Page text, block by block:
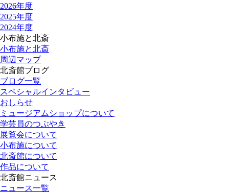
2026年度
2025年度
2024年度
小布施と北斎
小布施と北斎
周辺マップ
北斎館ブログ
ブログ一覧
スペシャルインタビュー
おしらせ
ミュージアムショップについて
学芸員のつぶやき
展覧会について
小布施について
北斎館について
作品について
北斎館ニュース
ニュース一覧